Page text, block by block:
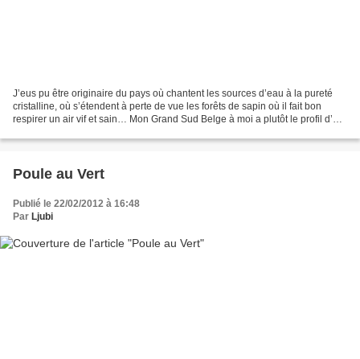
J’eus pu être originaire du pays où chantent les sources d’eau à la pureté
cristalline, où s’étendent à perte de vue les forêts de sapin où il fait bon
respirer un air vif et sain… Mon Grand Sud Belge à moi a plutôt le profil d’un
Poule au Vert
Publié le 22/02/2012 à 16:48
Par Ljubi